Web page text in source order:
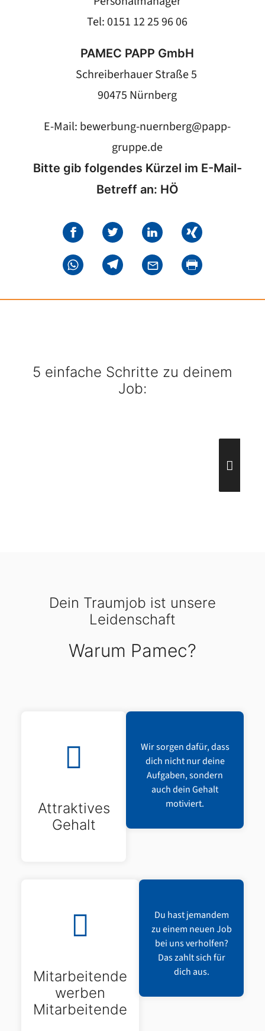
Tel: 0151 12 25 96 06
PAMEC PAPP GmbH
Schreiberhauer Straße 5
90475 Nürnberg
E-Mail: bewerbung-nuernberg@papp-
gruppe.de
Bitte gib folgendes Kürzel im E-Mail-
Betreff an: HÖ
5 einfache Schritte zu deinem
Job:
Dein Traumjob ist unsere
Leidenschaft
Warum Pamec?
Attraktives
Gehalt
Wir sorgen dafür, dass
dich nicht nur deine
Aufgaben, sondern
auch dein Gehalt
motiviert.
Mitarbeitende
werben
Mitarbeitende
Du hast jemandem
zu einem neuen Job
bei uns verholfen?
Das zahlt sich für
dich aus.